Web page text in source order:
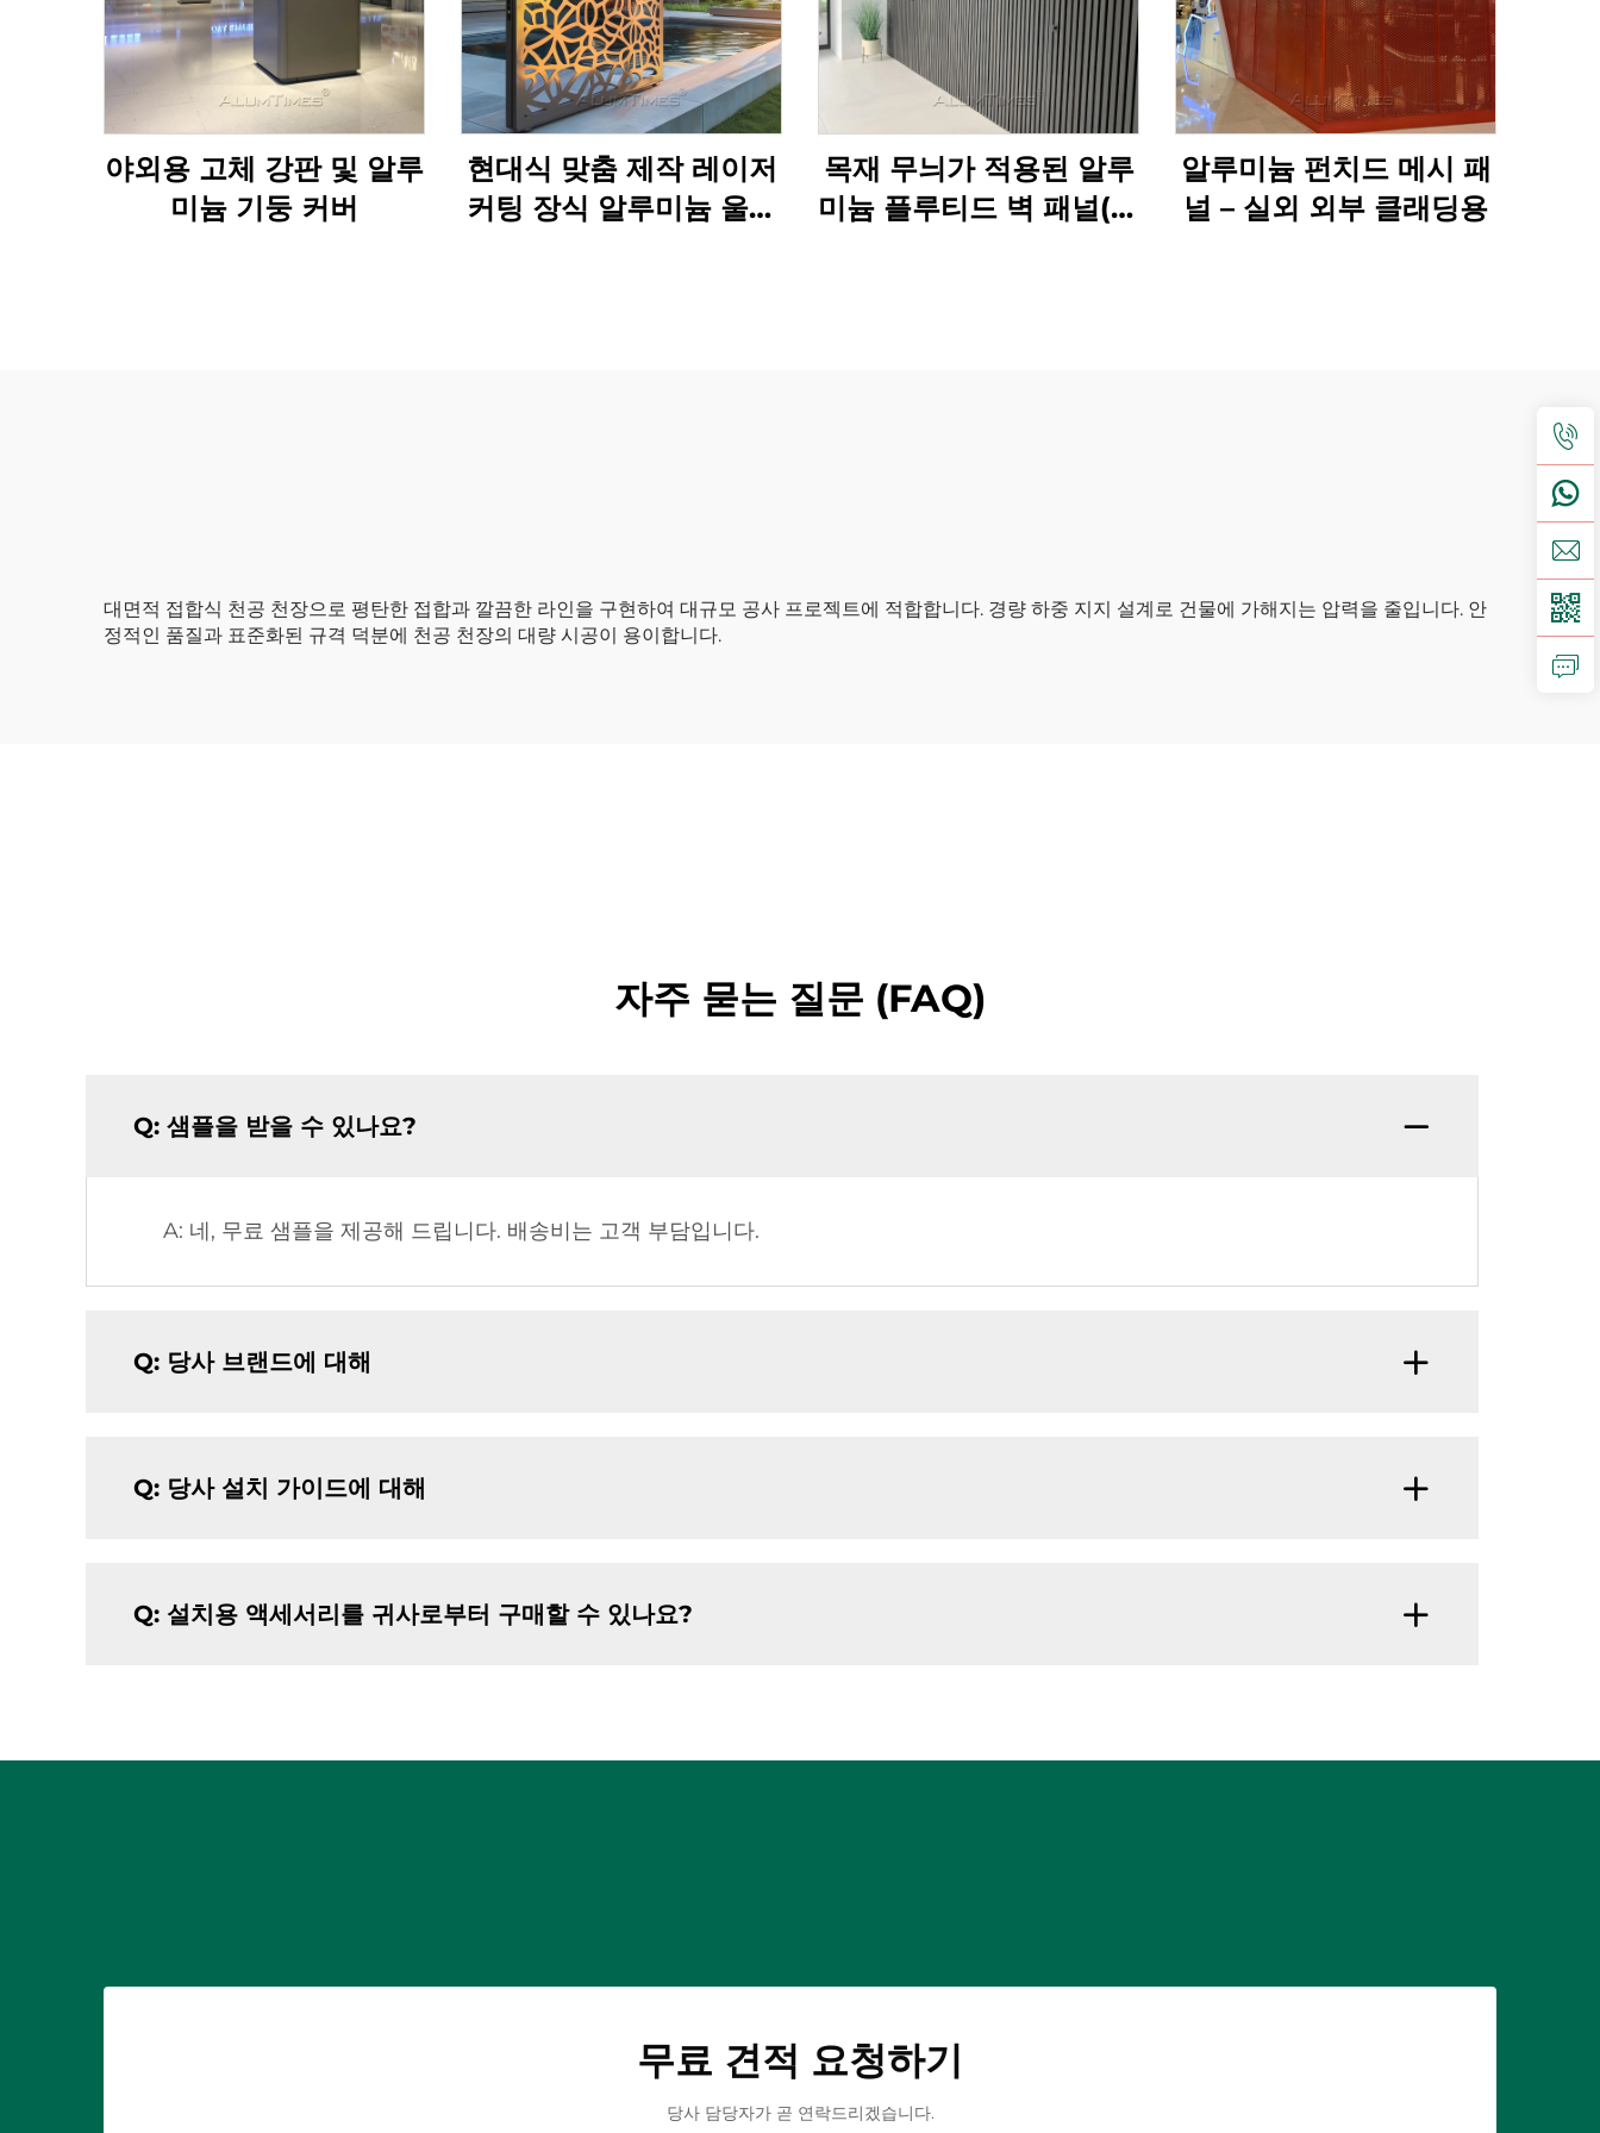
야외용 고체 강판 및 알루
미늄 기둥 커버
현대식 맞춤 제작 레이저
커팅 장식 알루미늄 울타
목재 무늬가 적용된 알루
미늄 플루티드 벽 패널(별
알루미늄 펀치드 메시 패
널 – 실외 외부 클래딩용
대면적 접합식 천공 천장으로 평탄한 접합과 깔끔한 라인을 구현하여 대규모 공사 프로젝트에 적합합니다. 경량 하중 지지 설계로 건물에 가해지는 압력을 줄입니다. 안
정적인 품질과 표준화된 규격 덕분에 천공 천장의 대량 시공이 용이합니다.
자주 묻는 질문 (FAQ)
Q: 샘플을 받을 수 있나요?
A: 네, 무료 샘플을 제공해 드립니다. 배송비는 고객 부담입니다.
Q: 당사 브랜드에 대해
Q: 당사 설치 가이드에 대해
Q: 설치용 액세서리를 귀사로부터 구매할 수 있나요?
무료 견적 요청하기
당사 담당자가 곧 연락드리겠습니다.